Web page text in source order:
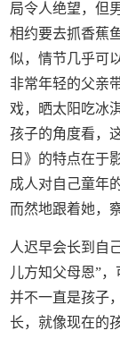
局令人绝望，但
相约要去抓香蕉
似，情节几乎可
非常年轻的父亲
戏，晒太阳吃冰
孩子的角度看，
日》的特点在于
成人对自己童年
而然地跟着她，
人迟早会长到自
儿方知父母恩”
并不一直是孩子
长，就像现在的